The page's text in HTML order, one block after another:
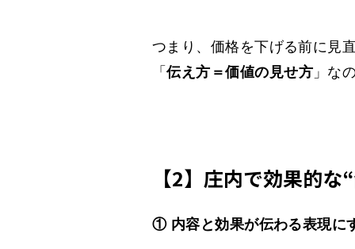
つまり、価格を下げる前に見
「伝え方＝価値の見せ方」な
【2】庄内で効果的
① 内容と効果が伝わる表現に